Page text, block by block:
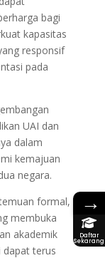
bagi
kapasitas
responsif
pada
UAI dan
dalam
kemajuan
negara.
formal,
membuka
akademik
dapat terus
→
Daftar
Sekarang